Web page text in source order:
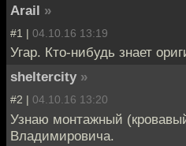
Arail »
#1 | 04.10.16 13:19
Угар. Кто-нибудь знает
sheltercity »
#2 | 04.10.16 13:20
Узнаю монтажный
Владимировича.